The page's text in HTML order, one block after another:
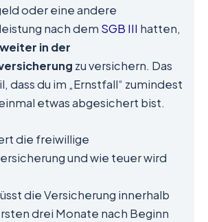
oder eine andere
nach dem SGB III hatten,
in der
zu versichern. Das
dass du im „Ernstfall“ zumindest
etwas abgesichert bist.
die freiwillige
und wie teuer wird
die Versicherung innerhalb
drei Monate nach Beginn